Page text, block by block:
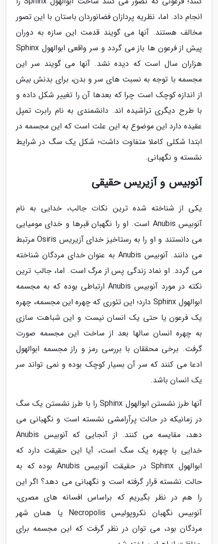
انجام داد. اما، نظریه پردازان فضانوردان باستان با این تصور
مخالف هستند. آنها می گویند قدمت این سازه به دوران
پیش از فرعون ها باز می گردد و سر واقعی ابوالهول Sphinx
هزاران سال است که دیده نشد. آنها می گویند سر این
مجسمه با توجه به نسبت های سر و بدن، برای بدنش بیش
از اندازه کوچک است چرا که بعدها آن را تغییر شکل داده و
با طرح دیگری تراشیده اند. دانشمندی به نام رابرت تمپل
عقیده دارد این موضوع به این علت است که این مجسمه در
ابتدا شکلی کاملا متفاوت داشت؛ شکل یک سگ در شرایط
نشسته و نگهبانی.
آنوبیس و آزیریس حقیقی
یکی از شناخته شده ترین نکات جالب، خدایی به نام
آنوبیس Anubis است. او را نگهبان قبرها و خدای مومیایی
می دانستند و او را به رستاخیز خدای آزیریس Osiris مرتبط
می دانند. آنوبیس Anubis به عنوان خدای مردگان شناخته
می گردد. او نماد زندگی پس از مرگ است. اما، جالب ترین
نکته در مورد آنوبیس Anubis ارتباطی بوده که به مجسمه
ابوالهول Sphinx دارد؛ این تئوری که چهره این مجسمه، چهره
یک فرعون یا حتی یک انسان نیست و این شباهت سازی
به چهره انسان سالها بعد از ساخت این مجسمه صورت
گرفت. برخی محققان با بررسی رمز و راز مجسمه ابوالهول
ادعا می کنند که سر آن بسیار کوچک بوده و نمی تواند سر
یک انسان باشد.
آنها طرز نشستن ابوالهول Sphinx را با طرز نشستن یک سگ
در زمانیکه در حالت پرآرامشی نشسته است و نگهبانی می
دهد، مقایسه می کنند. از آنجایی که آنوبیس Anubis
خدایی با چهره یک سگ است، آیا این حقیقت دارد که
ابوالهول Sphinx در حقیقت آنوبیس Anubis بوده که به
حالت نشسته قرار گرفته است و نگهبانی می دهد؟ اگر این
را هم در نظر بگیریم که براساس افسانه های مصری،
آنوبیس نگهبان نکروپولیس Necropolis یا همان شهر
مردگان بود، می توان در نظر گرفت که این مجسمه برای